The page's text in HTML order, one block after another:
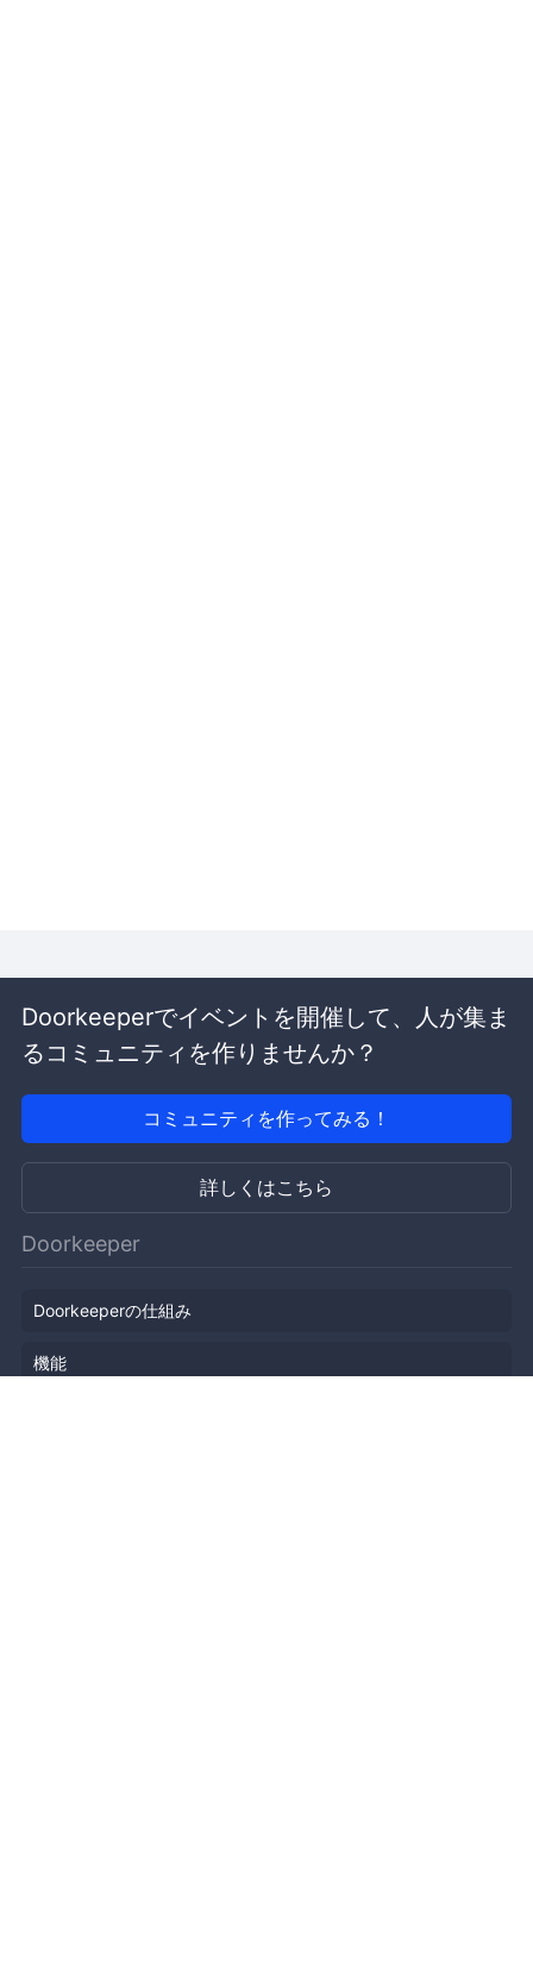
Doorkeeperでイベントを開催して、人が集ま
るコミュニティを作りませんか？
コミュニティを作ってみる！
詳しくはこちら
Doorkeeper
Doorkeeperの仕組み
機能